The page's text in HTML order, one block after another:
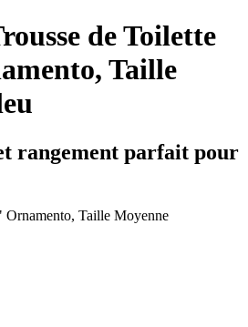
de Toilette
Taille
rangement parfait pour
Ornamento, Taille Moyenne